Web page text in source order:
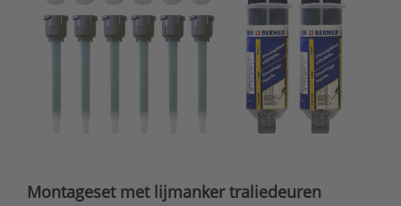
Montageset met lijmanker traliedeuren